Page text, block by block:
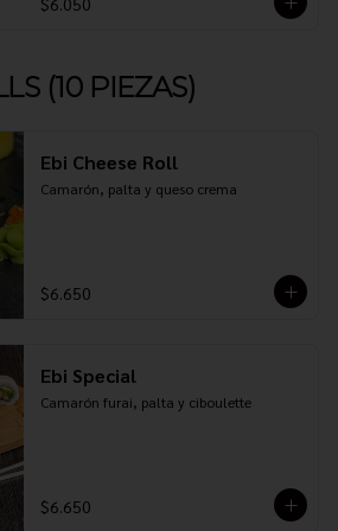
(10 PIEZAS)
Ebi Cheese Roll
Camarón, palta y queso crema
$6.650
Ebi Special
Camarón furai, palta y ciboulette
$6.650